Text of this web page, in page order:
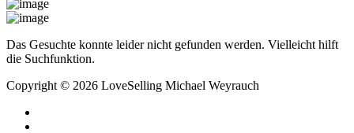
Das Gesuchte konnte leider nicht gefunden werden. Vielleicht hilft
die Suchfunktion.
Copyright © 2026 LoveSelling Michael Weyrauch